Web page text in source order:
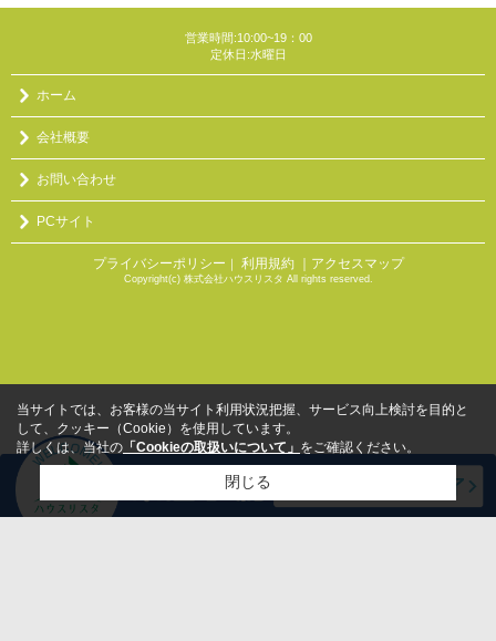
営業時間:10:00~19：00
定休日:水曜日
ホーム
会社概要
お問い合わせ
PCサイト
プライバシーポリシー ｜ 利用規約 ｜アクセスマップ
Copyright(c) 株式会社ハウスリスタ All rights reserved.
当サイトでは、お客様の当サイト利用状況把握、サービス向上検討を目的と
して、クッキー（Cookie）を使用しています。
詳しくは、当社の 「Cookieの取扱いについて」 をご確認ください。
閉じる